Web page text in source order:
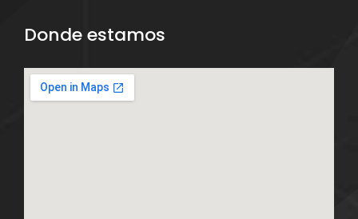
Donde estamos